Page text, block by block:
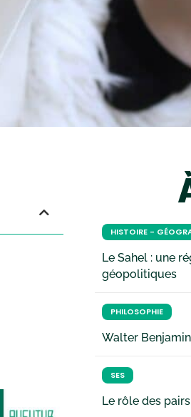
HISTOIRE -
Le Sahel : une
géopolitiques
PHILOSOPHIE
Walter
SES
Le rôle des